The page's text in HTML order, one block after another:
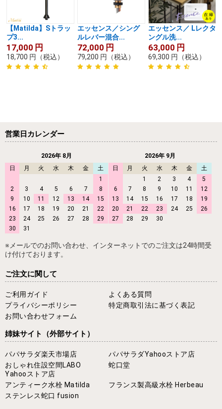
【Matilda】Sトラッ
プ3...
17,000 円
18,700 円 （税込）
エッセンス／シング
ルレバー混合...
72,000 円
79,200 円 （税込）
エッセンス／ Lレクタ
ングル洗...
63,000 円
69,300 円 （税込）
営業日カレンダー
2026年 8月
日
月 火 水 木 金
土
1
2
3 4 5 6 7
8
9
10 11 12 13 14
15
16
17 18 19 20 21
22
23
24 25 26 27 28
29
30
31
2026年 9月
日
月 火 水 木 金
土
1
2 3 4
5
6
7 8 9 10 11
12
13
14 15 16 17 18
19
20
21 22 23 24 25
26
27
28 29 30
※メールでのお問い合わせ、インターネットでのご注文は24時間受
け付けております。
ご注文に関して
ご利用ガイド
よくある質問
プライバシーポリシー
特定商取引法に基づく表記
お問い合わせフォーム
姉妹サイト （外部サイト）
パパサラダ楽天市場店
パパサラダYahooストア店
おしゃれ住設空間LABO
Yahooストア店
蛇口堂
アンティーク水栓 Matilda
フランス製高級水栓 Herbeau
ステンレス蛇口 fusion